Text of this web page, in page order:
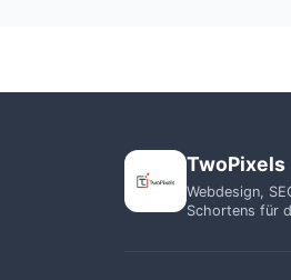
TwoPixels
Webdesign,
Schortens für